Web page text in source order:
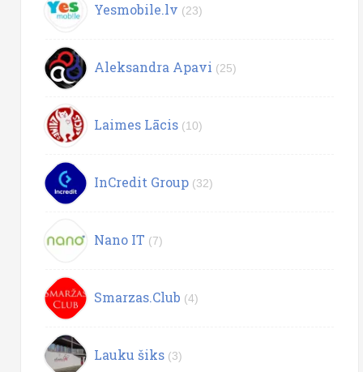
Yesmobile.lv (23)
Aleksandra Apavi (25)
Laimes Lācis (10)
InCredit Group (32)
Nano IT (7)
Smarzas.Club (4)
Lauku šiks (3)